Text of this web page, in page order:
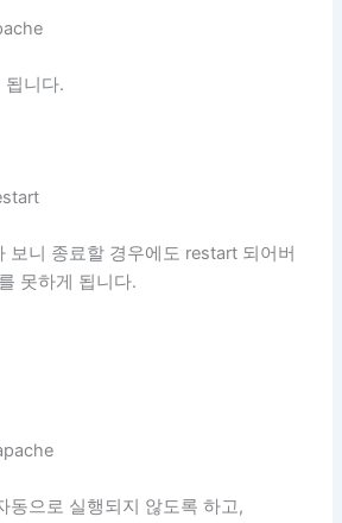
됩니다.
보니 종료할 경우에도 restart 되어버
못하게 됩니다.
동으로 실행되지 않도록 하고,